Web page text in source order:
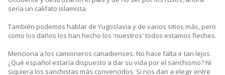
sería un califato islamista.
También podemos hablar de Yugoslavia y de varios sitios más, pero
como los daños los han hecho los 'nuestros' todos estamos fleches.
Menciona a los camioneros canadienses. No hace falta ir tan lejos.
¿Qué español estaría dispuesto a dar su vida por el sanchismo? Ni
siquiera los sanchistas más convencidos. Si nos dan a elegir entre